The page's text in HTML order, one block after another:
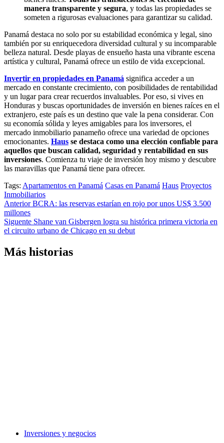
manera transparente y segura, y todas las propiedades se
someten a rigurosas evaluaciones para garantizar su calidad.
Panamá destaca no solo por su estabilidad económica y legal, sino
también por su enriquecedora diversidad cultural y su incomparable
belleza natural. Desde playas de ensueño hasta una vibrante escena
artística y cultural, Panamá ofrece un estilo de vida excepcional.
Invertir en propiedades en Panamá significa acceder a un
mercado en constante crecimiento, con posibilidades de rentabilidad
y un lugar para crear recuerdos invaluables. Por eso, si vives en
Honduras y buscas oportunidades de inversión en bienes raíces en el
extranjero, este país es un destino que vale la pena considerar. Con
su economía sólida y leyes amigables para los inversores, el
mercado inmobiliario panameño ofrece una variedad de opciones
emocionantes. Haus se destaca como una elección confiable para
aquellos que buscan calidad, seguridad y rentabilidad en sus
inversiones. Comienza tu viaje de inversión hoy mismo y descubre
las maravillas que Panamá tiene para ofrecer.
Tags: Apartamentos en Panamá Casas en Panamá Haus Proyectos
Inmobiliarios
Navegación
de
entradas
AnteriorBCRA: las reservas estarían en rojo por unos US$ 3.500
millones
Siguente Shane van Gisbergen logra su histórica primera victoria en
el circuito urbano de Chicago en su debut
Más historias
Inversiones y negocios